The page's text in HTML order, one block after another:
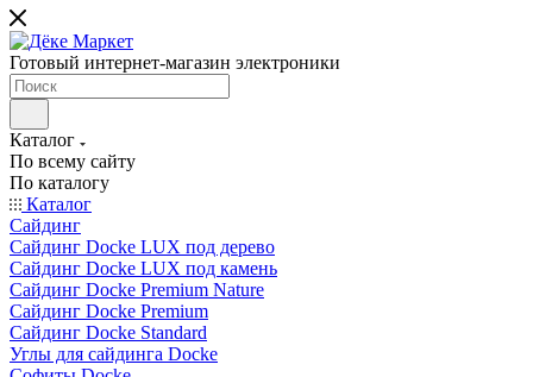
Готовый интернет-магазин электроники
Каталог
По всему сайту
По каталогу
Каталог
Сайдинг
Сайдинг Docke LUX под дерево
Сайдинг Docke LUX под камень
Сайдинг Docke Premium Nature
Сайдинг Docke Premium
Сайдинг Docke Standard
Углы для сайдинга Docke